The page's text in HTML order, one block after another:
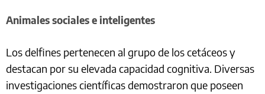
Animales sociales e inteligentes
Los delfines pertenecen al grupo de los cetáceos y
destacan por su elevada capacidad cognitiva. Diversas
investigaciones científicas demostraron que poseen